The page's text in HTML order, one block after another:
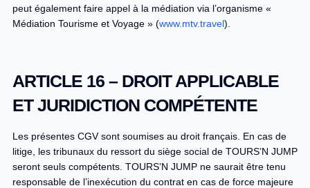
peut également faire appel à la médiation via l’organisme «
Médiation Tourisme et Voyage » (www.mtv.travel).
ARTICLE 16 – DROIT APPLICABLE
ET JURIDICTION COMPÉTENTE
Les présentes CGV sont soumises au droit français. En cas de
litige, les tribunaux du ressort du siège social de TOURS’N JUMP
seront seuls compétents. TOURS’N JUMP ne saurait être tenu
responsable de l’inexécution du contrat en cas de force majeure